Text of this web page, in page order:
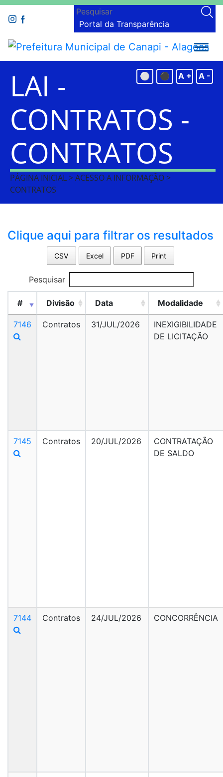
Portal da Transparência
LAI -
CONTRATOS -
CONTRATOS
PÁGINA INICIAL > ACESSO A INFORMAÇÃO >
CONTRATOS
A -
A +
⚫
⚪
Clique aqui para filtrar os resultados
CSV Excel PDF Print
Pesquisar
# Divisão Data Modalidade
7146 Contratos 31/JUL/2026
INEXIGIBILIDADE
DE LICITAÇÃO
7145 Contratos 20/JUL/2026
CONTRATAÇÃO
DE SALDO
7144 Contratos 24/JUL/2026 CONCORRÊNCIA